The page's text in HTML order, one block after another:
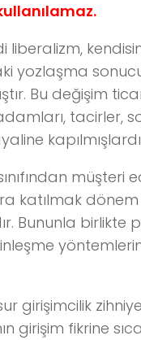
yozlaşma
Bu değişim
tacirler,
müşteri
katılmak dönem
Bununla birlikte
girişimcilik
girişim fikrine